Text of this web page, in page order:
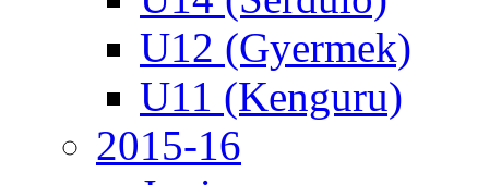
U12 (Gyermek)
U11 (Kenguru)
2015-16